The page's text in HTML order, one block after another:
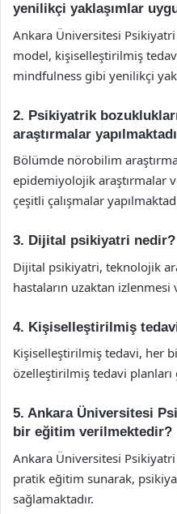
yenilikçi yaklaşımlar
Ankara Üniversitesi
model, kişiselleştirilmiş
mindfulness gibi yenilikçi
2. Psikiyatrik
araştırmalar
Bölümde nörobilim
epidemiyolojik araştırmalar
çeşitli çalışmalar
3. Dijital psikiyatri nedir?
Dijital psikiyatri, teknolojik
hastaların uzaktan
4. Kişiselleştirilmiş
Kişiselleştirilmiş tedavi, her
özelleştirilmiş tedavi
5. Ankara Üniversitesi
bir eğitim verilmektedir?
Ankara Üniversitesi
pratik eğitim sunarak,
sağlamaktadır.